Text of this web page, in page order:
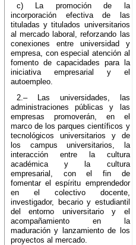
c) La promoción de la
incorporación efectiva de las
tituladas y titulados universitarios
al mercado laboral, reforzando las
conexiones entre universidad y
empresa, con especial atención al
fomento de capacidades para la
iniciativa empresarial y el
autoempleo.
2.– Las universidades, las
administraciones públicas y las
empresas promoverán, en el
marco de los parques científicos y
tecnológicos universitarios y de
los campus universitarios, la
interacción entre la cultura
académica y la cultura
empresarial, con el fin de
fomentar el espíritu emprendedor
en el colectivo docente,
investigador, becario y estudiantil
del entorno universitario y el
acompañamiento en la
maduración y lanzamiento de los
proyectos al mercado.